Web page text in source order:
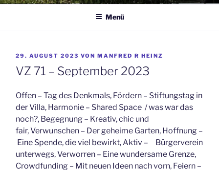
Menü
VERÖFFENTLICHT
AM
29. AUGUST 2023 VON MANFRED R HEINZ
VZ 71 – September 2023
Offen – Tag des Denkmals, Fördern – Stiftungstag in
der Villa, Harmonie – Shared Space / was war das
noch?, Begegnung – Kreativ, chic und
fair, Verwunschen – Der geheime Garten, Hoffnung –
Eine Spende, die viel bewirkt, Aktiv – Bürgerverein
unterwegs, Verworren – Eine wundersame Grenze,
Crowdfunding – Mit neuen Ideen nach vorn, Feiern –